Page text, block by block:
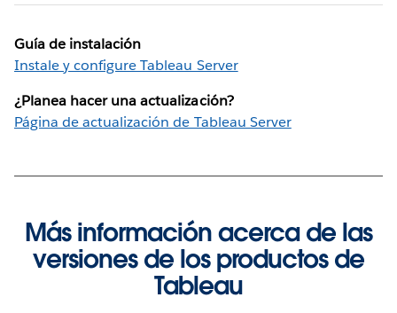
Guía de instalación
Instale y configure Tableau Server
¿Planea hacer una actualización?
Página de actualización de Tableau Server
Más información acerca de las
versiones de los productos de
Tableau